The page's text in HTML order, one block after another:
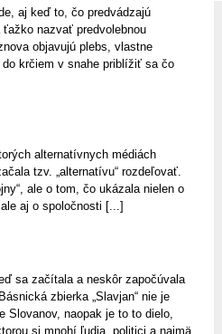
aj keď to, čo predvádzajú
nazvať predvolebnou
objavujú plebs, vlastne
krčiem v snahe priblížiť sa čo
alternatívnych médiách
tzv. „alternatívu“ rozdeľovať.
ale o tom, čo ukázala nielen o
aj o spoločnosti [...]
sa začítala a neskôr započúvala
zbierka „Slavjan“ nie je
Slovanov, naopak je to to dielo,
si mnohí ľudia, politici a najmä